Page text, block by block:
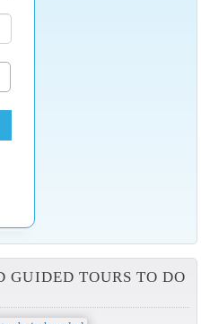
GUIDED TOURS TO DO